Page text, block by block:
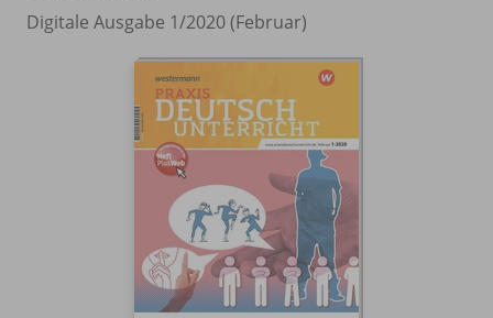
Digitale Ausgabe 1/2020 (Februar)